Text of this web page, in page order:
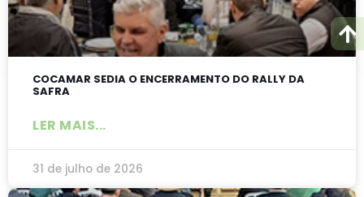
COCAMAR SEDIA O ENCERRAMENTO DO RALLY DA
SAFRA
LER MAIS...
31 de julho de 2026